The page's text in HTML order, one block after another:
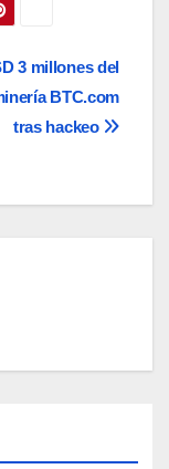
3 millones del
BTC.com
tras hackeo